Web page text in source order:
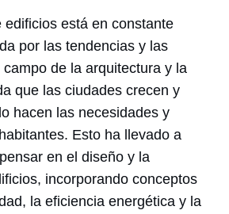
edificios está en constante
por las tendencias y las
de la arquitectura y la
que las ciudades crecen y
hacen las necesidades y
Esto ha llevado a
en el diseño y la
incorporando conceptos
la eficiencia energética y la